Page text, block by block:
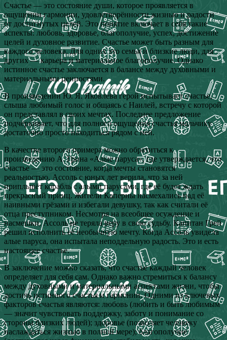
Счастье — это состояние души, которое проявляется в
ощущении гармонии, удовлетворённости жизнью и радости
от достигнутых целей. Это понятие включает в себя такие
аспекты: любовь, здоровье, благополучие, успех, достижение
целей и духовное развитие. Счастье может быть разным для
каждого человека. Для одних это семья и близкие люди, для
других — карьера и материальное благополучие. Однако
истинное счастье заключается в балансе между духовными и
материальными ценностями.
В произведении Ю. Я. Яковлева герой испытывает счастье,
слыша любимый голос и общаясь с Наилей, встречу с которой
он представлял в своих мечтах. Последнее предложение
подчёркивает, что для полного ощущения счастья мальчику
достаточно просто находиться рядом с ней.
В качестве второго примера можно обратиться к
произведению А. Грина «Алые паруса», где утверждается, что
счастье — это состояние, когда мечты становятся
реальностью. Ассоль с юных лет верила, что за ней
приплывёт корабль с алыми парусами, где её будет ждать
прекрасный принц. Жители Каперны насмехались над её
наивными грёзами и избегали девушку, так как считали её
отца преступником. Несмотря на всеобщее осуждение и
насмешки, Ассоль не теряла веру в свою судьбу. Капитан Грей
решил исполнить её необычную мечту. Когда Ассоль увидела
алые паруса, она испытала неподдельную радость. Это и есть
настоящее счастье.
В заключение можно сказать, что счастье каждый человек
определяет для себя сам. Однако важно стремиться к балансу
между духовными и материальными аспектами жизни, чтобы
достичь истинного счастья и гармонии. Одними из ключевых
факторов счастья являются: любовь (любить и быть любимым
— значит чувствовать поддержку, заботу и понимание со
стороны близких людей); здоровье (позволяет человеку
наслаждаться жизнью в полной мере); благополучие